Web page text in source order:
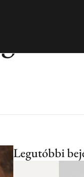
Legutóbbi